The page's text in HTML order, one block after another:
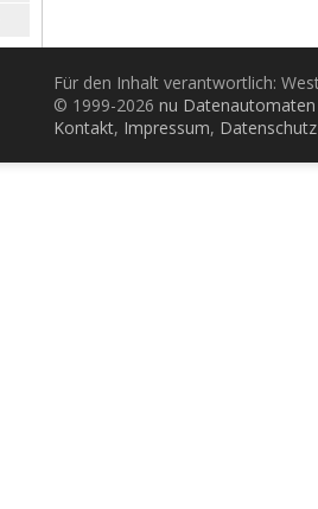
Für den Inhalt verantwortlich:
© 1999-2026 nu
Kontakt, Impressum, Datenschutz